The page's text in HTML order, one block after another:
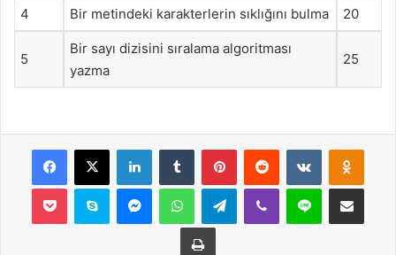
4 Bir metindeki karakterlerin sıklığını bulma 20
5
Bir sayı dizisini sıralama algoritması
yazma
25
Facebook
X LinkedInTumblr PinterestReddit VKontakte
Pocket Skype MessengerWhatsAppTelegramViber Line E-Posta ile
Yazdır